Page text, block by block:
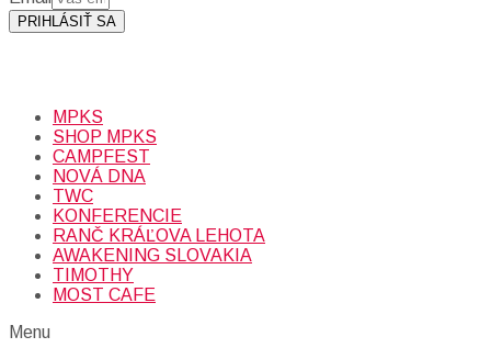
PRIHLÁSIŤ SA
MPKS
SHOP MPKS
CAMPFEST
NOVÁ DNA
TWC
KONFERENCIE
RANČ KRÁĽOVA LEHOTA
AWAKENING SLOVAKIA
TIMOTHY
MOST CAFE
Menu